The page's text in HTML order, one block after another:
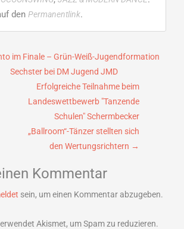
den Permanentlink.
im Finale – Grün-Weiß-Jugendformation
Sechster bei DM Jugend JMD
Erfolgreiche Teilnahme beim
Landeswettbewerb "Tanzende
Schulen" Schermbecker
„Ballroom“-Tänzer stellten sich
den Wertungsrichtern →
Kommentar
sein, um einen Kommentar abzugeben.
Akismet, um Spam zu reduzieren.